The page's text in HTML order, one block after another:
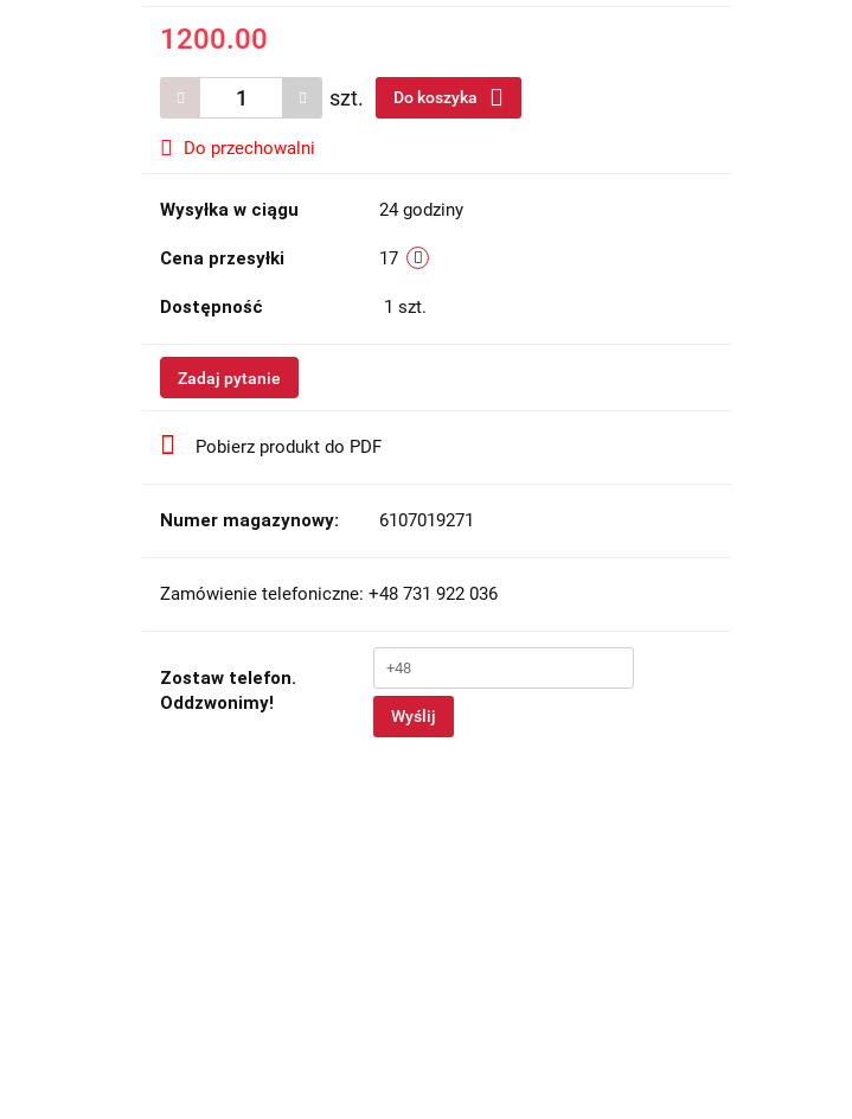
1200.00
szt. Do koszyka
Do przechowalni
Wysyłka w ciągu 24 godziny
Cena przesyłki 17
Dostępność 1 szt.
Zadaj pytanie
Pobierz produkt do PDF
Numer magazynowy: 6107019271
Zamówienie telefoniczne: +48 731 922 036
Zostaw telefon.
Oddzwonimy!
Wyślij